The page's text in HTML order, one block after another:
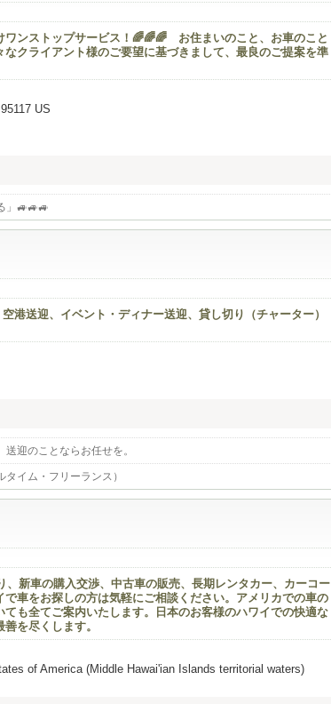
ンストップサービス！🌈🌈🌈 お住まいのこと、お車のこと
クライアント様のご要望に基づきまして、最良のご提案を準
US
」🚙🚙🚙
港送迎、イベント・ディナー送迎、貸し切り（チャーター）
迎のことならお任せを。
イム・フリーランス）
新車の購入交渉、中古車の販売、長期レンタカー、カーコー
車をお探しの方は気軽にご相談ください。アメリカでの車の
も全てご案内いたします。日本のお客様のハワイでの快適な
を尽くします。
of America (Middle Hawai'ian Islands territorial waters)